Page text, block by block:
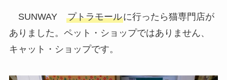
SUNWAY プトラモールに行ったら猫専門店が
ありました。ペット・ショップではありません、
キャット・ショップです。